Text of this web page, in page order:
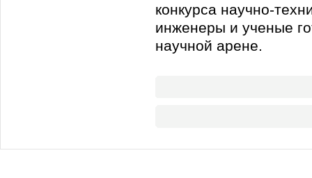
конкурса научно-
инженеры и ученые
научной арене.